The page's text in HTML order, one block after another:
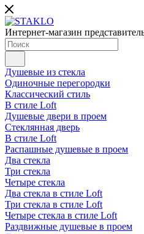
Интернет-магазин
Душевые из стекла
Одиночные перегородки
Классический стиль
В стиле Loft
Душевые двери в проем
Стеклянная дверь
В стиле Loft
Распашные душевые в проем
Два стекла
Три стекла
Четыре стекла
Два стекла в стиле Loft
Три стекла в стиле Loft
Четыре стекла в стиле Loft
Раздвижные душевые в проем